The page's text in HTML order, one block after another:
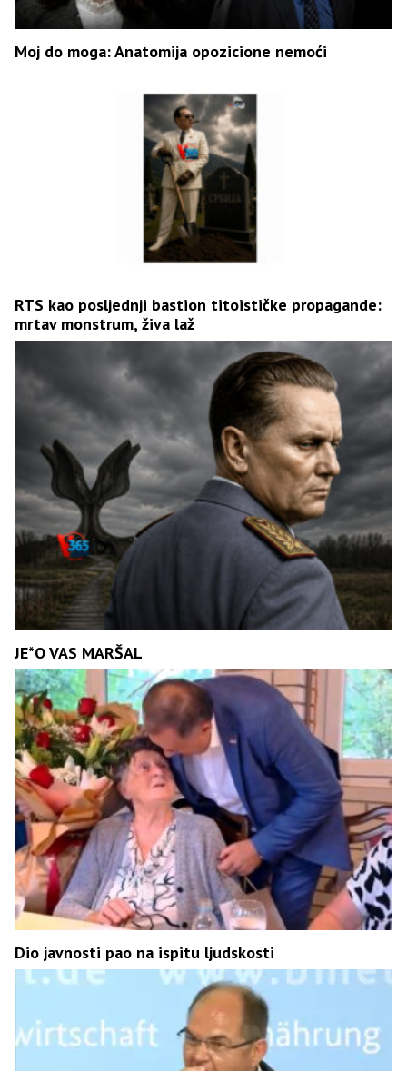
Moj do moga: Anatomija opozicione nemoći
RTS kao posljednji bastion titoističke propagande:
mrtav monstrum, živa laž
JE*O VAS MARŠAL
Dio javnosti pao na ispitu ljudskosti